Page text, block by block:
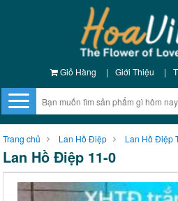
Giỏ Hàng | Giới Thiệu |
Trang chủ Lan Hồ Điệp Lan Hồ Điệp
Lan Hồ Điệp 11-0